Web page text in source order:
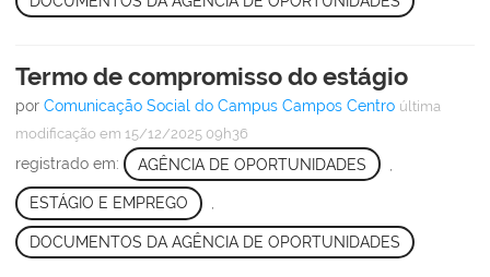
Termo de compromisso do estágio
por Comunicação Social do Campus Campos Centro última
modificação em 15/12/2025 09h36
registrado em: AGÊNCIA DE OPORTUNIDADES
ESTÁGIO E EMPREGO ,
DOCUMENTOS DA AGÊNCIA DE OPORTUNIDADES